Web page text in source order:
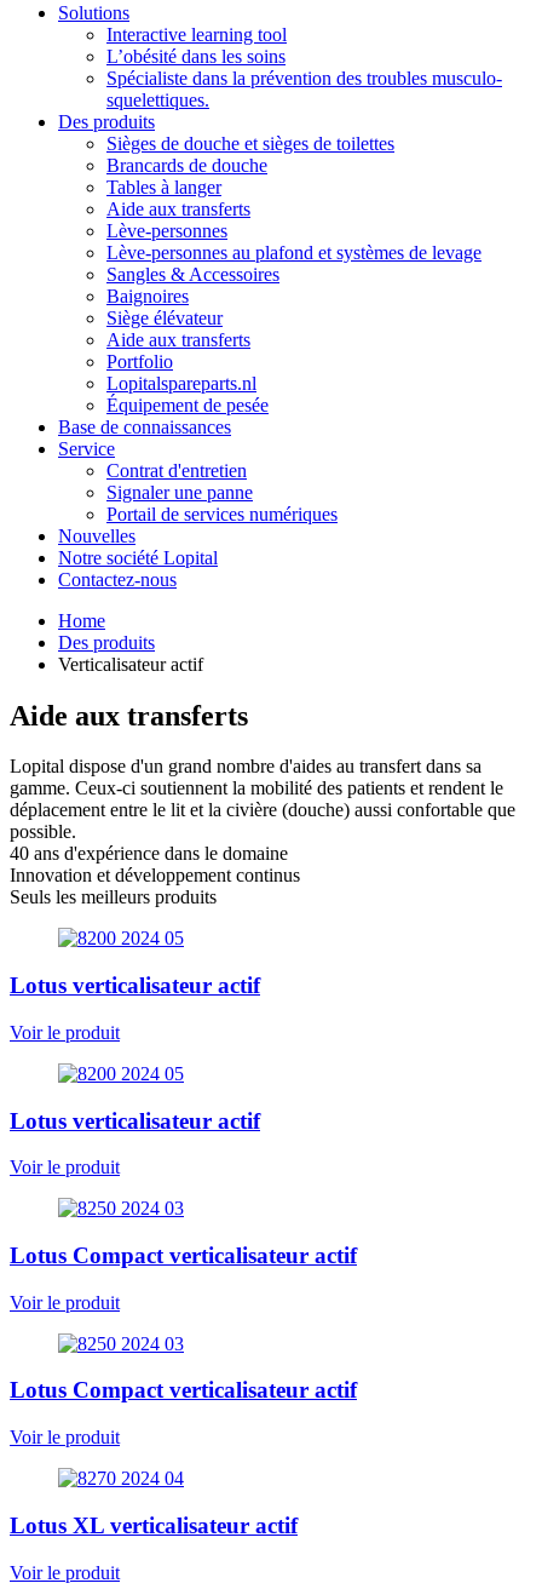
Solutions
Interactive learning tool
L’obésité dans les soins
Spécialiste dans la prévention des troubles musculo-
squelettiques.
Des produits
Sièges de douche et sièges de toilettes
Brancards de douche
Tables à langer
Aide aux transferts
Lève-personnes
Lève-personnes au plafond et systèmes de levage
Sangles & Accessoires
Baignoires
Siège élévateur
Aide aux transferts
Portfolio
Lopitalspareparts.nl
Équipement de pesée
Base de connaissances
Service
Contrat d'entretien
Signaler une panne
Portail de services numériques
Nouvelles
Notre société Lopital
Contactez-nous
Home
Des produits
Verticalisateur actif
Aide aux transferts
Lopital dispose d'un grand nombre d'aides au transfert dans sa
gamme. Ceux-ci soutiennent la mobilité des patients et rendent le
déplacement entre le lit et la civière (douche) aussi confortable que
possible.
40 ans d'expérience dans le domaine
Innovation et développement continus
Seuls les meilleurs produits
Lotus verticalisateur actif
Voir le produit
Lotus verticalisateur actif
Voir le produit
Lotus Compact verticalisateur actif
Voir le produit
Lotus Compact verticalisateur actif
Voir le produit
Lotus XL verticalisateur actif
Voir le produit